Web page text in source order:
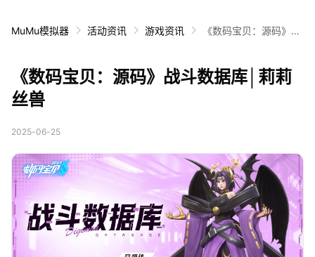
MuMu模拟器 活动资讯 游戏资讯
《数码宝贝：源码》战
《数码宝贝：源码》战斗数据库│莉莉
丝兽
2025-06-25